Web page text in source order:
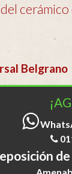
Belgrano